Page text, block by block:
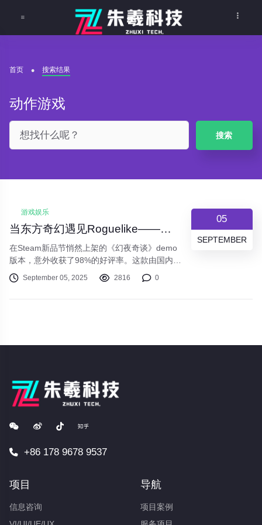
首页 搜索结果
动作游戏
搜索
05
SEPTEMBER
游戏娱乐
当东方奇幻遇见Roguelike——《幻夜奇谈》如何用一盏灯笼照亮游戏市场？
在Steam新品节悄然上架的《幻夜奇谈》demo
版本，意外收获了98%的好评率。这款由国内独
立团队"墨色工作室"研发的横版动作游戏，巧妙
地将水墨画风与Roguelike玩法相结合。玩家扮
September 05, 2025 2816 0
+86 178 9678 9537
项目
信息咨询
导航
项目案例